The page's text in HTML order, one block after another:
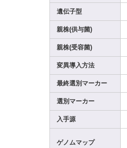
遺伝子型
親株(供与菌)
親株(受容菌)
変異導入方法
最終選別マーカー
選別マーカー
入手源
ゲノムマップ